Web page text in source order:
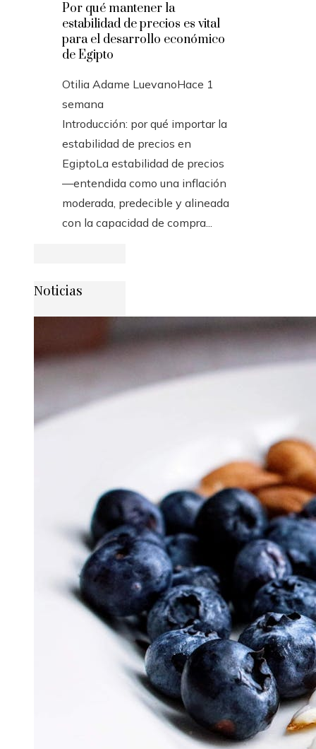
Por qué mantener la
estabilidad de precios es vital
para el desarrollo económico
de Egipto
Otilia Adame LuevanoHace 1
semana
Introducción: por qué importar la
estabilidad de precios en
EgiptoLa estabilidad de precios
—entendida como una inflación
moderada, predecible y alineada
con la capacidad de compra...
Noticias